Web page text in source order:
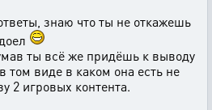
знаю что ты не откажешь
ты всё же придёшь к выводу
том виде в каком она есть не
2 игровых контента.